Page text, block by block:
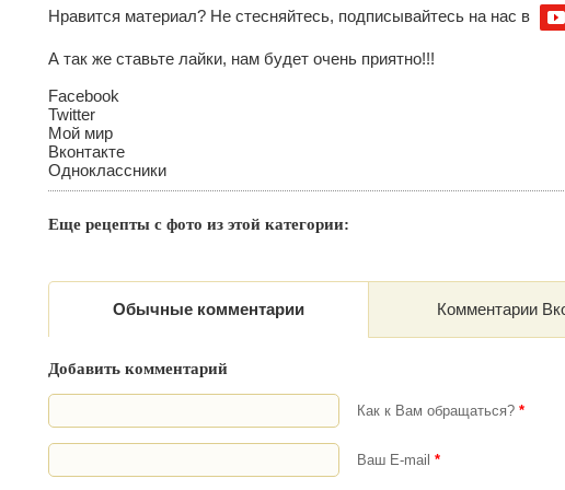
Нравится материал? Не стесняйтесь, подписывайтесь на нас в
А так же ставьте лайки, нам будет очень приятно!!!
Facebook
Twitter
Мой мир
Вконтакте
Одноклассники
Еще рецепты с фото из этой категории:
Обычные комментарии Комментарии
Добавить комментарий
Как к Вам обращаться? *
Ваш E-mail *